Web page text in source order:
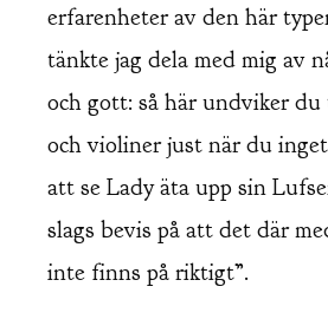
erfarenheter av den här
tänkte jag dela med mig av
och gott: så här undviker
och violiner just när du
att se Lady äta upp sin
slags bevis på att det där
inte finns på riktigt”.